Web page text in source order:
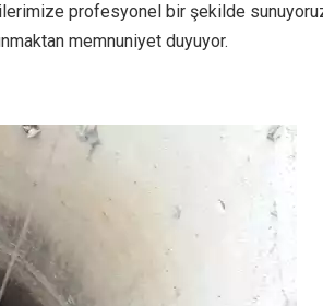
profesyonel bir şekilde
memnuniyet duyuyor.